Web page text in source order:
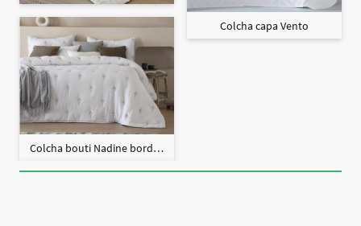
Colcha bouti Nadine bordado + fundas cojín
Colcha capa Vento